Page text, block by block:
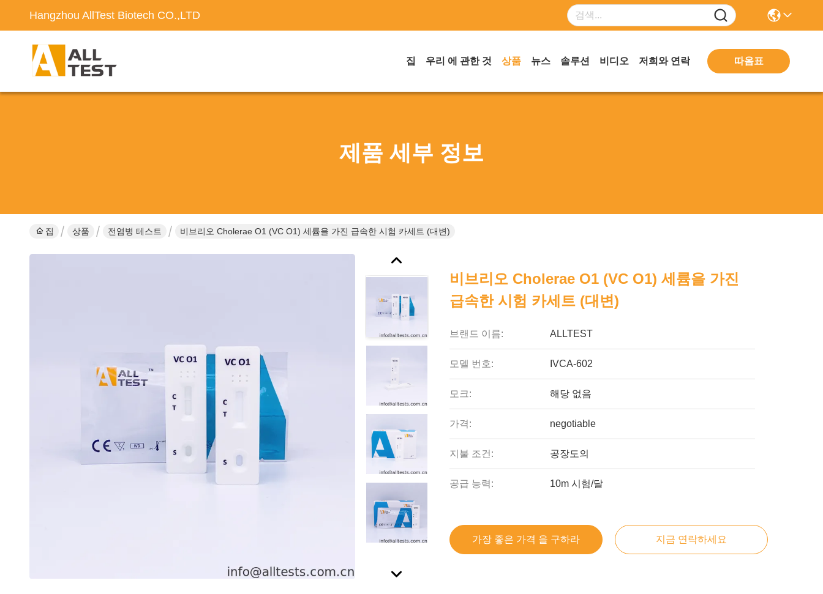
Hangzhou AllTest Biotech CO.,LTD
집 우리 에 관한 것 상품 뉴스 솔루션 비디오 저희와 연락 따옴표
제품 세부 정보
집 상품 전염병 테스트 비브리오 Cholerae O1 (VC O1) 세륨을 가진 급속한 시험 카세트 (대변)
비브리오 Cholerae O1 (VC O1) 세륨을 가진
급속한 시험 카세트 (대변)
브랜드 이름: ALLTEST
모델 번호: IVCA-602
모크: 해당 없음
가격: negotiable
지불 조건: 공장도의
공급 능력: 10m 시험/달
가장 좋은 가격 을 구하라 지금 연락하세요